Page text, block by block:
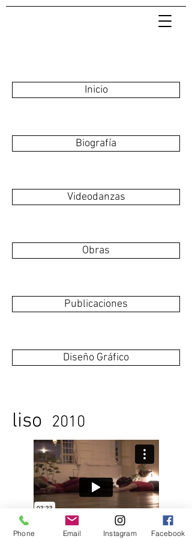
Inicio
Biografía
Videodanzas
Obras
Publicaciones
Diseño Gráfico
liso 2010
Phone Email Instagram Facebook